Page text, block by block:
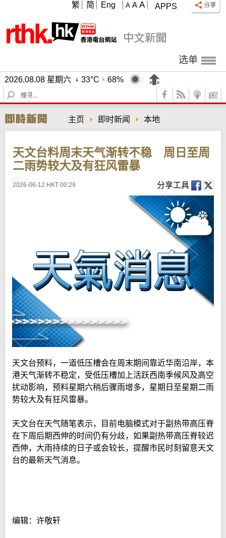
APPS
A A A
繁 简 Eng
选单
2026.08.08 星期六 33°C
68%
S
e
r
c
主页 即时新闻 本地
天文台料周末天气渐转不稳 周日至周
二雨势较大及有狂风雷暴
2026-06-12 HKT 00:29 分享工具
天文台预料，一道低压槽会在周末期间靠近华南沿岸，本
港天气渐转不稳定，受低压槽加上活跃西南季候风及高空
扰动影响，预料星期六稍后骤雨增多，星期日至星期二雨
势较大及有狂风雷暴。
天文台在天气随笔表示，目前电脑模式对于副热带高压脊
在下周后期西伸的时间仍有分歧，如果副热带高压脊较迟
西伸，大雨持续的日子或会较长，提醒市民时刻留意天文
台的最新天气消息。
编辑：许敬轩